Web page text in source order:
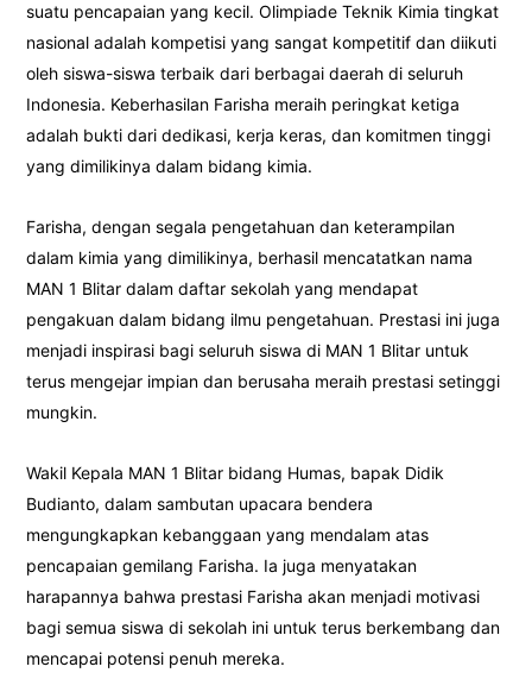
suatu pencapaian yang kecil. Olimpiade Teknik Kimia tingkat
nasional adalah kompetisi yang sangat kompetitif dan diikuti
oleh siswa-siswa terbaik dari berbagai daerah di seluruh
Indonesia. Keberhasilan Farisha meraih peringkat ketiga
adalah bukti dari dedikasi, kerja keras, dan komitmen tinggi
yang dimilikinya dalam bidang kimia.
Farisha, dengan segala pengetahuan dan keterampilan
dalam kimia yang dimilikinya, berhasil mencatatkan nama
MAN 1 Blitar dalam daftar sekolah yang mendapat
pengakuan dalam bidang ilmu pengetahuan. Prestasi ini juga
menjadi inspirasi bagi seluruh siswa di MAN 1 Blitar untuk
terus mengejar impian dan berusaha meraih prestasi setinggi
mungkin.
Wakil Kepala MAN 1 Blitar bidang Humas, bapak Didik
Budianto, dalam sambutan upacara bendera
mengungkapkan kebanggaan yang mendalam atas
pencapaian gemilang Farisha. Ia juga menyatakan
harapannya bahwa prestasi Farisha akan menjadi motivasi
bagi semua siswa di sekolah ini untuk terus berkembang dan
mencapai potensi penuh mereka.